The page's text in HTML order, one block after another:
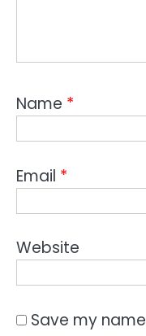
Name *
Email *
Website
Save my